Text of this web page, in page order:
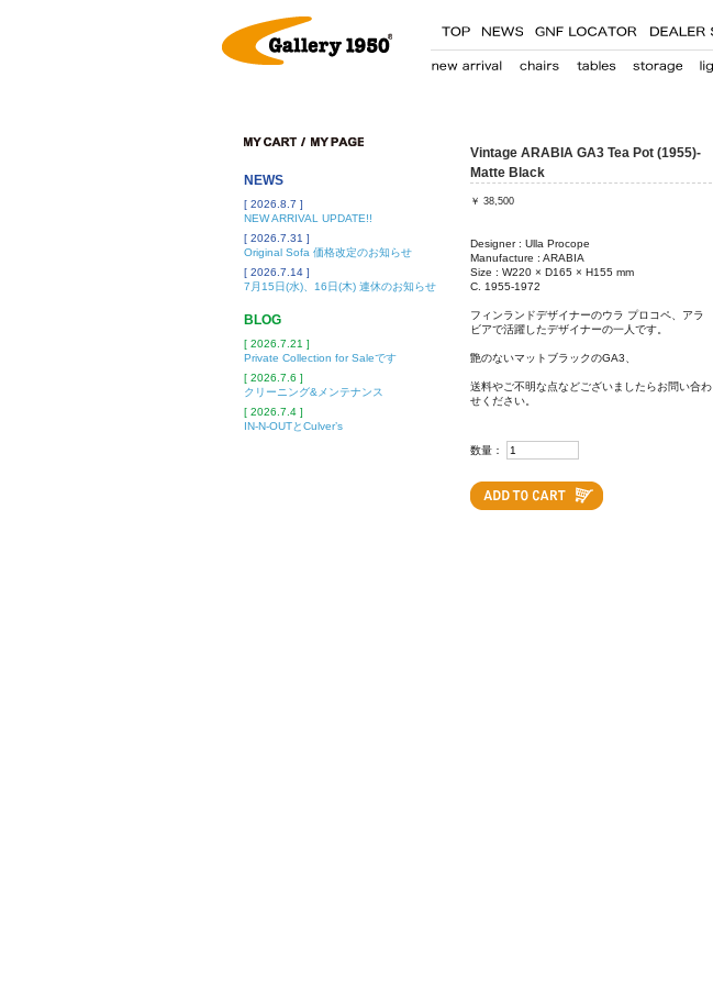
NEWS
[ 2026.8.7 ]
NEW ARRIVAL UPDATE!!
[ 2026.7.31 ]
Original Sofa 価格改定のお知らせ
[ 2026.7.14 ]
7月15日(水)、16日(木) 連休のお知らせ
BLOG
[ 2026.7.21 ]
Private Collection for Saleです
[ 2026.7.6 ]
クリーニング&メンテナンス
[ 2026.7.4 ]
IN-N-OUTとCulver’s
Vintage ARABIA GA3 Tea Pot (1955)-
Matte Black
￥ 38,500
Designer : Ulla Procope
Manufacture : ARABIA
Size : W220 × D165 × H155 mm
C. 1955-1972
フィンランドデザイナーのウラ プロコペ、アラ
ビアで活躍したデザイナーの一人です。
艶のないマットブラックのGA3、
送料やご不明な点などございましたらお問い合わ
せください。
数量：